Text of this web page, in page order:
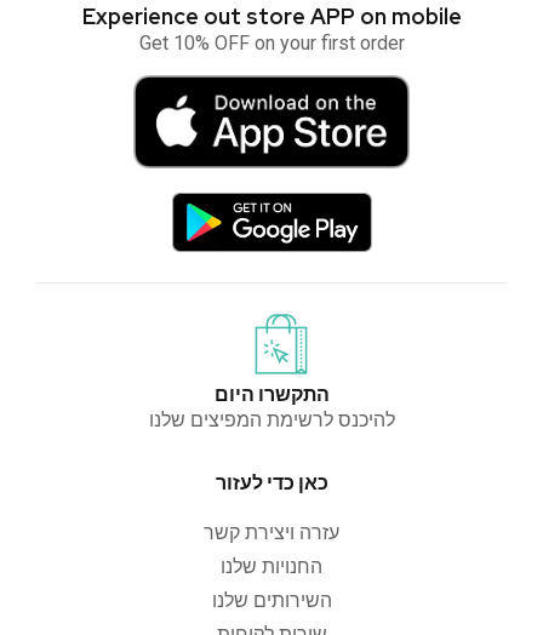
Experience out store APP on mobile
Get 10% OFF on your first order
התקשרו היום
להיכנס לרשימת המפיצים שלנו
כאן כדי לעזור
עזרה ויצירת קשר
החנויות שלנו
השירותים שלנו